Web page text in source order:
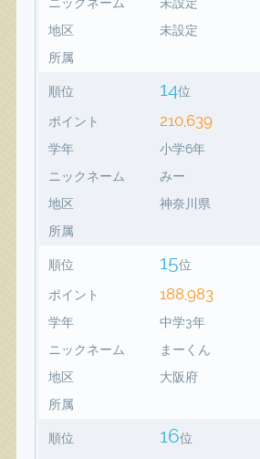
地区
未設定
所属
順位 14位
ポイント 210,639
学年
小学6年
ニックネーム
みー
地区
神奈川県
所属
順位 15位
ポイント 188,983
学年
中学3年
ニックネーム
まーくん
地区
大阪府
所属
順位 16位